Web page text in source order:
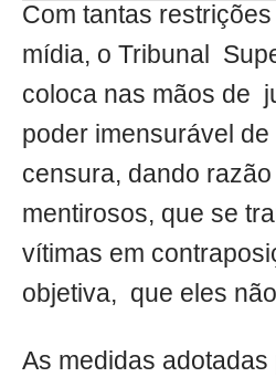
Com tantas
mídia, o Tribunal
coloca nas mãos de
poder imensurável
censura, dando
mentirosos, que se
vítimas em
objetiva, que eles
As medidas